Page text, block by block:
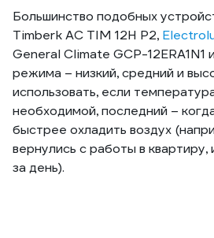
Большинство подобных
Timberk AC TIM 12H P2,
General Climate GCP-12ERA1N1
режима – низкий, средний и
использовать, если
необходимой, последний –
быстрее охладить воздух
вернулись с работы в
за день).